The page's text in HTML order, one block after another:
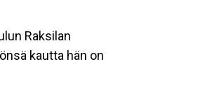
Raksilan
kautta hän on